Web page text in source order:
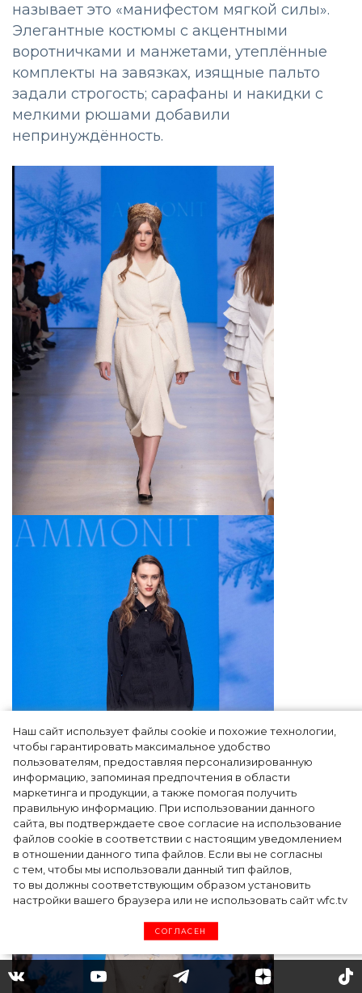
Наш сайт использует файлы cookie и похожие технологии,
чтобы гарантировать максимальное удобство
пользователям, предоставляя персонализированную
информацию, запоминая предпочтения в области
маркетинга и продукции, а также помогая получить
правильную информацию. При использовании данного
сайта, вы подтверждаете свое согласие на использование
файлов cookie в соответствии с настоящим уведомлением
в отношении данного типа файлов. Если вы не согласны
с тем, чтобы мы использовали данный тип файлов,
то вы должны соответствующим образом установить
настройки вашего браузера или не использовать сайт wfc.tv
СОГЛАСЕН
называет это «манифестом мягкой силы».
Элегантные костюмы с акцентными
воротничками и манжетами, утеплённые
комплекты на завязках, изящные пальто
задали строгость; сарафаны и накидки с
мелкими рюшами добавили
непринуждённость.